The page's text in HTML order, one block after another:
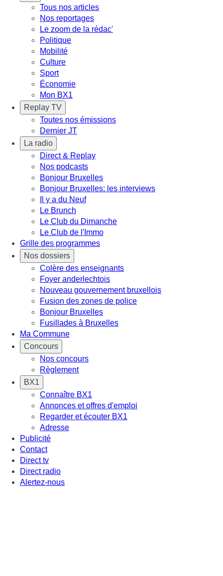
Tous nos articles
Nos reportages
Le zoom de la rédac'
Politique
Mobilité
Culture
Sport
Économie
Mon BX1
Replay TV
Toutes nos émissions
Dernier JT
La radio
Direct & Replay
Nos podcasts
Bonjour Bruxelles
Bonjour Bruxelles: les interviews
Il y a du Neuf
Le Brunch
Le Club du Dimanche
Le Club de l'Immo
Grille des programmes
Nos dossiers
Colère des enseignants
Foyer anderlechtois
Nouveau gouvernement bruxellois
Fusion des zones de police
Bonjour Bruxelles
Fusillades à Bruxelles
Ma Commune
Concours
Nos concours
Règlement
BX1
Connaître BX1
Annonces et offres d'emploi
Regarder et écouter BX1
Adresse
Publicité
Contact
Direct tv
Direct radio
Alertez-nous